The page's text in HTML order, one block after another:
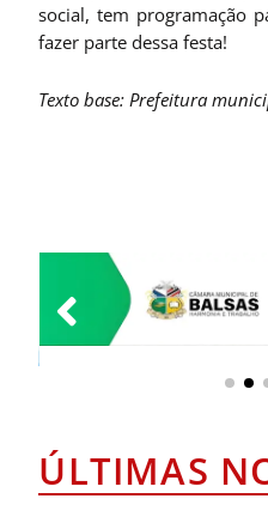
social, tem programação
fazer parte dessa festa!
Texto base: Prefeitura
ÚLTIMAS